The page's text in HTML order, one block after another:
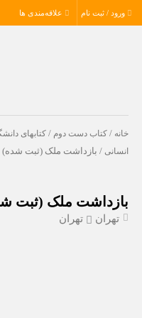
ورود / ثبت نام علاقه‌مندی ها
خانه /کتاب دست دوم /کتابهای
انسانی / بازداشت ملک (ثبت شده)
بازداشت ملک (ثبت
تهران تهران